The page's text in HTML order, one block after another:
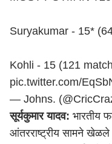
Suryakumar - 15*
Kohli - 15 (121
pic.twitter.com/
— Johns.
सूर्यकुमार यादव: भारतीय
आंतरराष्ट्रीय सामने खेळले